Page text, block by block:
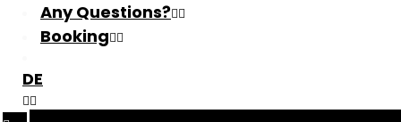
Any Questions?
Booking
DE